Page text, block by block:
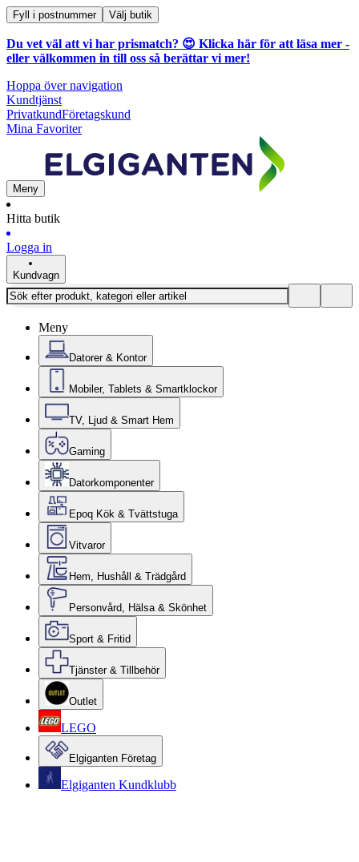
Fyll i postnummer Välj butik
Du vet väl att vi har prismatch? 😍 Klicka här för att läsa mer -
eller välkommen in till oss så berättar vi mer!
Hoppa över navigation
Kundtjänst
PrivatkundFöretagskund
Mina Favoriter
Meny
Hitta butik
Logga in
Kundvagn
Meny
Datorer & Kontor
Mobiler, Tablets & Smartklockor
TV, Ljud & Smart Hem
Gaming
Datorkomponenter
Epoq Kök & Tvättstuga
Vitvaror
Hem, Hushåll & Trädgård
Personvård, Hälsa & Skönhet
Sport & Fritid
Tjänster & Tillbehör
Outlet
LEGO
Elgiganten Företag
Elgiganten Kundklubb